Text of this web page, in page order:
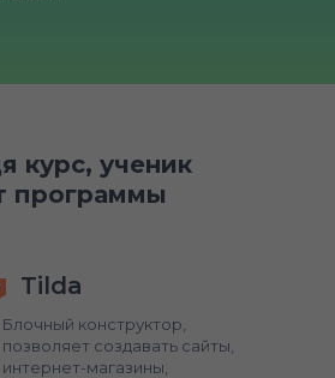
курс, ученик
программы
Tilda
Блочный конструктор,
позволяет создавать сайты,
интернет-магазины,